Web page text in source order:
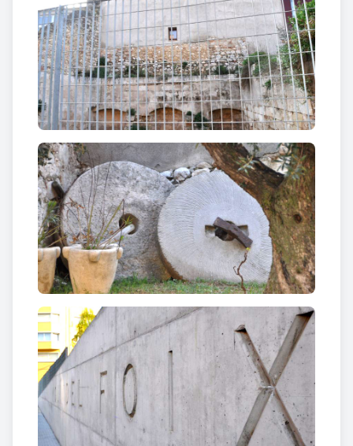
d’aquest històric monument arquitectònic, com les
moles en desús, o algunes galeries subterrànies.
Aquest serà l’emplaçament que acollirà el centre
d’interpretació, que a la vegada serà utilitzat per a
qualsevol tipus d’acte cultural.
D’altra banda, al primer nivell s’ha pavimentat i
descobert amb vidres per poder contemplar els
cups d’aigua, i s’ha reformat el jardí. Un reguitzell
d’escales i rampes, ornamentades amb plaques
d’acer corten per evitar l’impacte visual de les
reformes, permeten passar del nivell inferior fins al
jardí botànic emplaçat a l’altura del carrer.